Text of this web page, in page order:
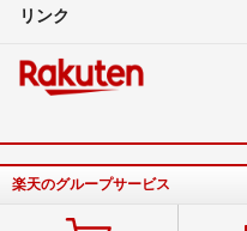
リンク
楽天のグループサービス